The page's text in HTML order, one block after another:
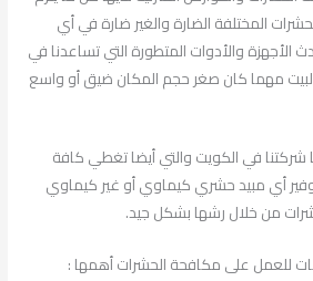
المختلفة الضارة والغير ضارة في أي
والأدوات المتطورة التي تساعدنا في
مهما كان صغر حجم المكان ضيق أو واسع
في الكويت والتي أيضا تغطي كافة
أي مبيد حشري كيماوي أو غير كيماوي
من خلال رشها بشكل جيد.
للعمل على مكافحة الحشرات أهمها :